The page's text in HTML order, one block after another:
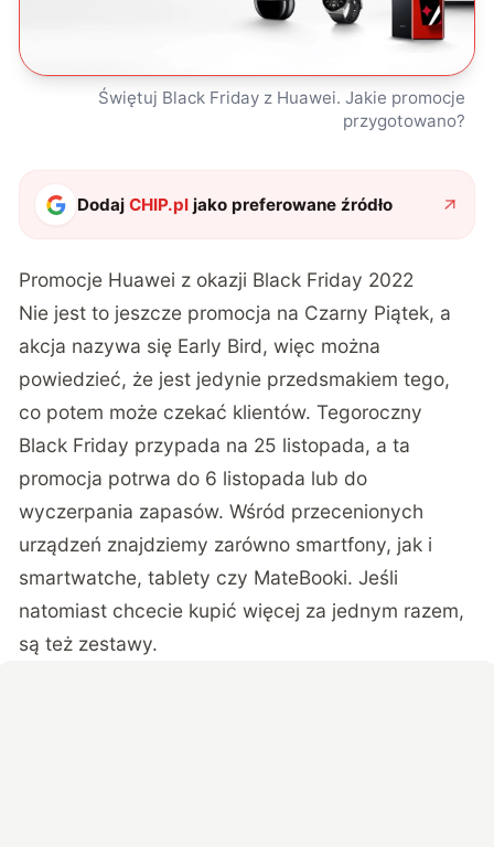
Świętuj Black Friday z Huawei. Jakie promocje
przygotowano?
DodajCHIP.pl jako preferowane źródło
Promocje Huawei z okazji Black Friday 2022
Nie jest to jeszcze promocja na Czarny Piątek, a
akcja nazywa się Early Bird, więc można
powiedzieć, że jest jedynie przedsmakiem tego,
co potem może czekać klientów. Tegoroczny
Black Friday przypada na 25 listopada, a ta
promocja potrwa do 6 listopada lub do
wyczerpania zapasów. Wśród przecenionych
urządzeń znajdziemy zarówno smartfony, jak i
smartwatche, tablety czy MateBooki. Jeśli
natomiast chcecie kupić więcej za jednym razem,
są też zestawy.